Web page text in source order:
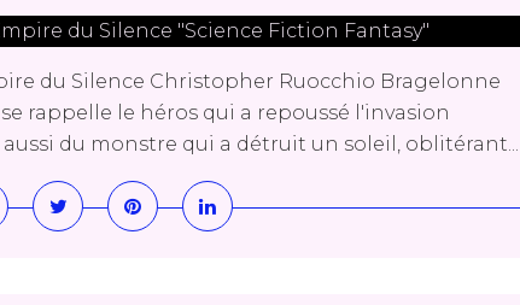
du Silence Christopher Ruocchio Bragelonne
rappelle le héros qui a repoussé l'invasion
du monstre qui a détruit un soleil, oblitérant...